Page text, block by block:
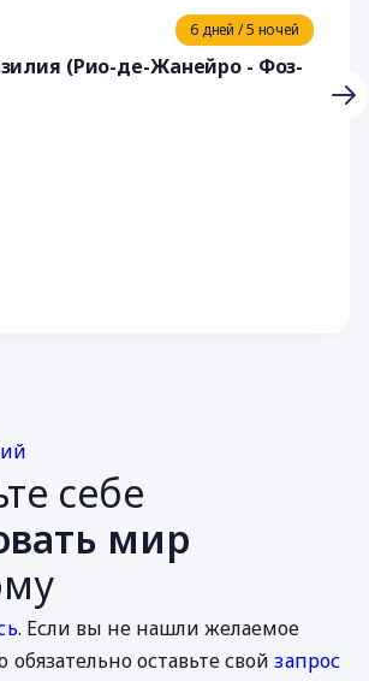
6 дней / 5 ночей
(Рио-де-Жанейро - Фоз-
себе
мир
. Если вы не нашли желаемое
обязательно оставьте свойзапрос